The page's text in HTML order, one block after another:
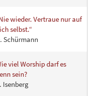
wieder. Vertraue nur auf
selbst.“
Schürmann
viel Worship darf es
sein?
Isenberg